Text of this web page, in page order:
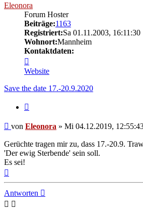
Eleonora
Forum Hoster
Beiträge:1163
Registriert:Sa 01.11.2003, 16:11:30
Wohnort:Mannheim
Kontaktdaten:
von
Eleonora
Website
Save the date 17.-20.9.2020
Beitrag
von Eleonora » Mi 04.12.2019,
Gerüchte tragen mir zu, dass 17.-20.9.
'Der ewig Sterbende' sein soll.
Es sei!
Antworten